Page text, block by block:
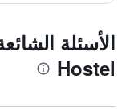
Hostel